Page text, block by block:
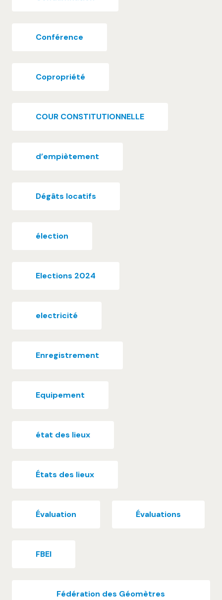
Conférence
Copropriété
COUR CONSTITUTIONNELLE
d’empiètement
Dégâts locatifs
élection
Elections 2024
electricité
Enregistrement
Equipement
état des lieux
États des lieux
Évaluation Évaluations
FBEI
Fédération des Géomètres